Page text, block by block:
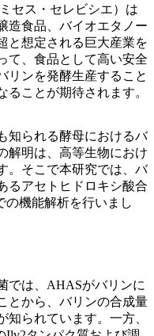
ミセス・セレビシエ）は
造食品、バイオエタノー
と想定される巨大産業を
て、食品として高い安全
リンを発酵生産すること
ことが期待されます。
知られる酵母におけるバ
解明は、高等生物におけ
。そこで本研究では、バ
るアセトヒドロキシ酸合
の機能解析を行いまし
では、AHASがバリンに
とから、バリンの合成量
知られています。一方、